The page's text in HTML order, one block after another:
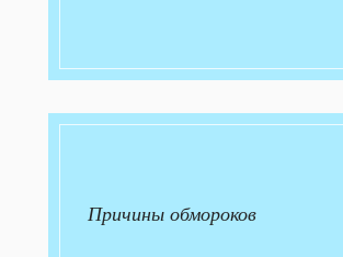
Причины обмороков